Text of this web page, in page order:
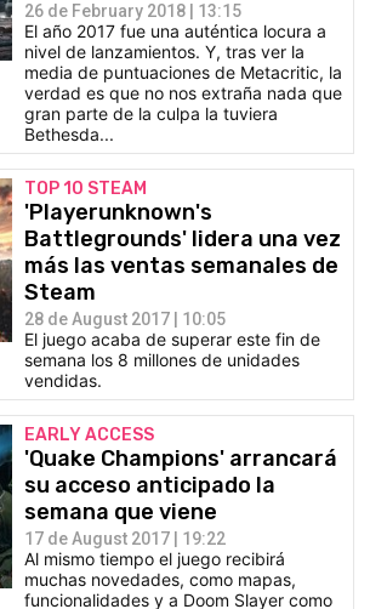
26 de February 2018 | 13:15
El año 2017 fue una auténtica locura a
nivel de lanzamientos. Y, tras ver la
media de puntuaciones de Metacritic, la
verdad es que no nos extraña nada que
gran parte de la culpa la tuviera
Bethesda...
TOP 10 STEAM
'Playerunknown's
Battlegrounds' lidera una vez
más las ventas semanales de
Steam
28 de August 2017 | 10:05
El juego acaba de superar este fin de
semana los 8 millones de unidades
vendidas.
EARLY ACCESS
'Quake Champions' arrancará
su acceso anticipado la
semana que viene
17 de August 2017 | 19:22
Al mismo tiempo el juego recibirá
muchas novedades, como mapas,
funcionalidades y a Doom Slayer como